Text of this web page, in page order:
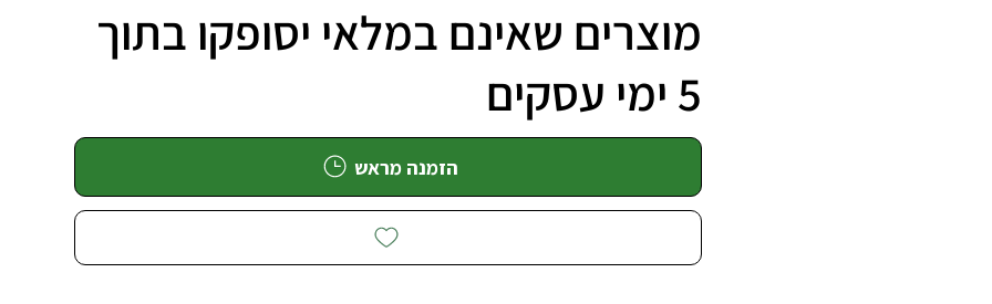
מוצרים שאינם במלאי יסופקו בתוך
5 ימי עסקים
הזמנה מראש